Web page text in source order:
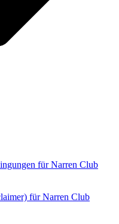
für Narren Club
für Narren Club